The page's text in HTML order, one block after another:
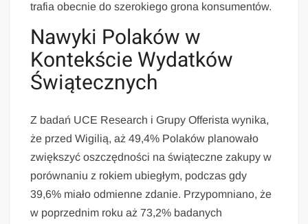
trafia obecnie do szerokiego grona konsumentów.
Nawyki Polaków w
Kontekście Wydatków
Świątecznych
Z badań UCE Research i Grupy Offerista wynika,
że przed Wigilią, aż 49,4% Polaków planowało
zwiększyć oszczędności na świąteczne zakupy w
porównaniu z rokiem ubiegłym, podczas gdy
39,6% miało odmienne zdanie. Przypomniano, że
w poprzednim roku aż 73,2% badanych